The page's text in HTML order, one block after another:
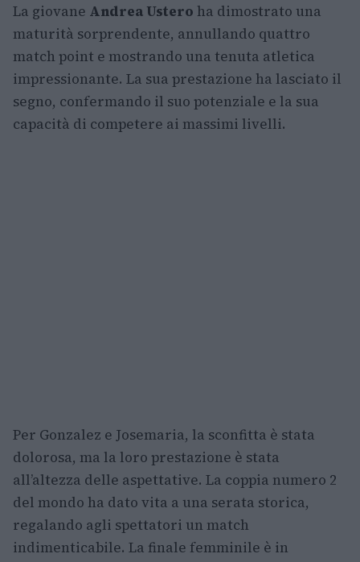
La giovane Andrea Ustero ha dimostrato una
maturità sorprendente, annullando quattro
match point e mostrando una tenuta atletica
impressionante. La sua prestazione ha lasciato il
segno, confermando il suo potenziale e la sua
capacità di competere ai massimi livelli.
Per Gonzalez e Josemaria, la sconfitta è stata
dolorosa, ma la loro prestazione è stata
all’altezza delle aspettative. La coppia numero 2
del mondo ha dato vita a una serata storica,
regalando agli spettatori un match
indimenticabile. La finale femminile è in